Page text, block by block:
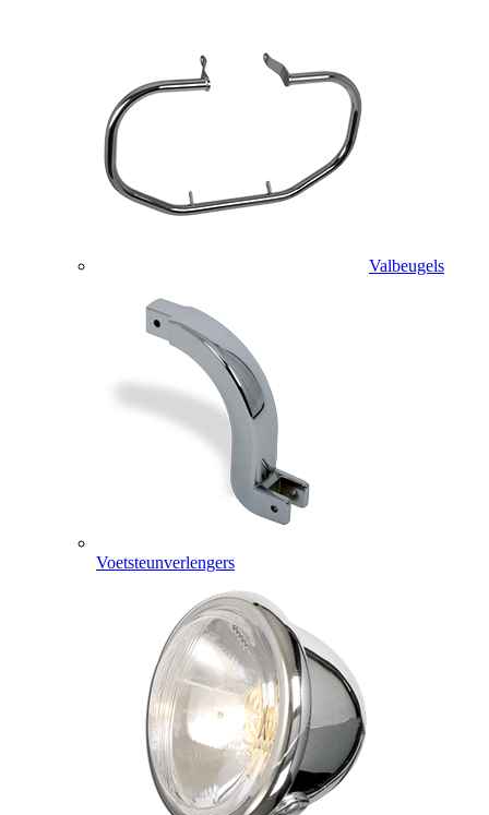
Valbeugels
Voetsteunverlengers